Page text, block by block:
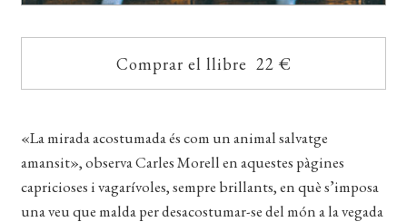
Comprar el llibre 22 €
«La mirada acostumada és com un animal salvatge
amansit», observa Carles Morell en aquestes pàgines
capricioses i vagarívoles, sempre brillants, en què s’imposa
una veu que malda per desacostumar-se del món a la vegada